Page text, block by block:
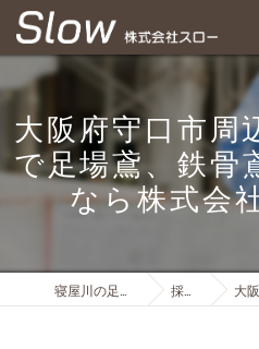
大阪府守口市周
で足場鳶、鉄骨
なら株式会
採用ブログ 大阪府